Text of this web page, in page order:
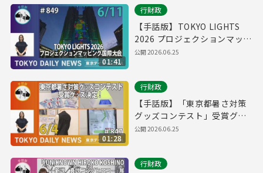
01:41
行財政
【手話版】TOKYO LIGHTS
2026 プロジェクションマッピ
ング国際大会（令和8年6月11
公開2026.06.25
01:28
行財政
【手話版】「東京都暑さ対策
グッズコンテスト」受賞グッ
ズ決定！（令和8年6月4日 東
公開2026.06.25
行財政